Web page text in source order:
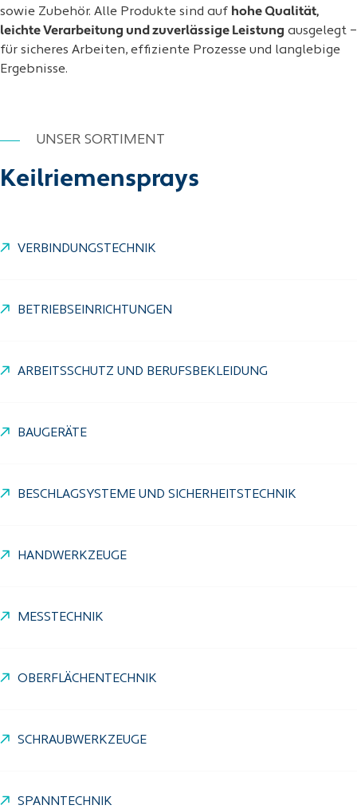
sowie Zubehör. Alle Produkte sind auf hohe Qualität,
leichte Verarbeitung und zuverlässige Leistung ausgelegt –
für sicheres Arbeiten, effiziente Prozesse und langlebige
Ergebnisse.
UNSER SORTIMENT
Keilriemensprays
VERBINDUNGSTECHNIK
BETRIEBSEINRICHTUNGEN
ARBEITSSCHUTZ UND BERUFSBEKLEIDUNG
BAUGERÄTE
BESCHLAGSYSTEME UND SICHERHEITSTECHNIK
HANDWERKZEUGE
MESSTECHNIK
OBERFLÄCHENTECHNIK
SCHRAUBWERKZEUGE
SPANNTECHNIK